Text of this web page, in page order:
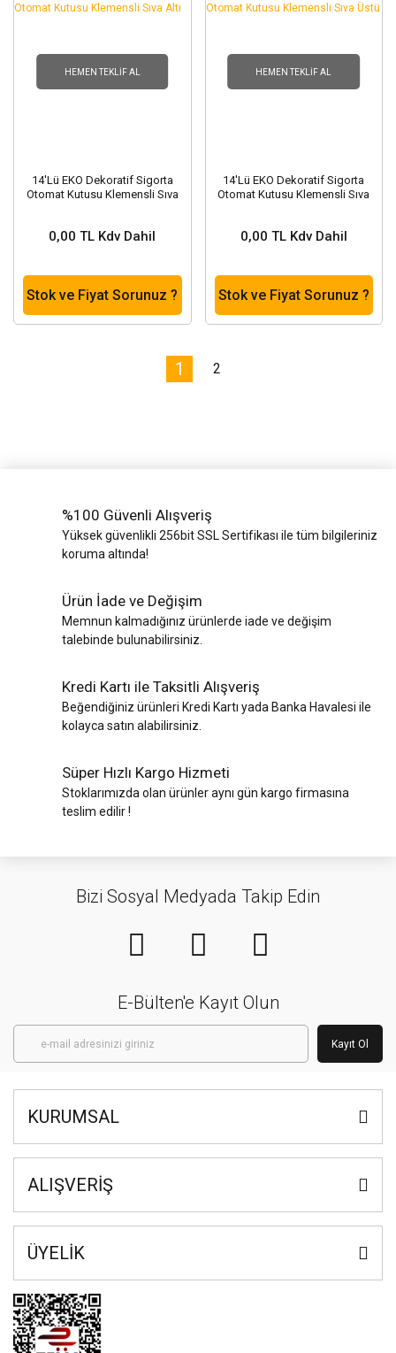
HEMEN TEKLIF AL
14'Lü EKO Dekoratif Sigorta
Otomat Kutusu Klemensli Sıva
0,00 TL Kdv Dahil
Stok ve Fiyat Sorunuz ?
HEMEN TEKLIF AL
14'Lü EKO Dekoratif Sigorta
Otomat Kutusu Klemensli Sıva
0,00 TL Kdv Dahil
Stok ve Fiyat Sorunuz ?
1 2
%100 Güvenli Alışveriş
Yüksek güvenlikli 256bit SSL Sertifikası ile tüm bilgileriniz
koruma altında!
Ürün İade ve Değişim
Memnun kalmadığınız ürünlerde iade ve değişim
talebinde bulunabilirsiniz.
Kredi Kartı ile Taksitli Alışveriş
Beğendiğiniz ürünleri Kredi Kartı yada Banka Havalesi ile
kolayca satın alabilirsiniz.
Süper Hızlı Kargo Hizmeti
Stoklarımızda olan ürünler aynı gün kargo firmasına
teslim edilir !
Bizi Sosyal Medyada Takip Edin
E-Bülten'e Kayıt Olun
Kayıt Ol
KURUMSAL
ALIŞVERİŞ
ÜYELİK